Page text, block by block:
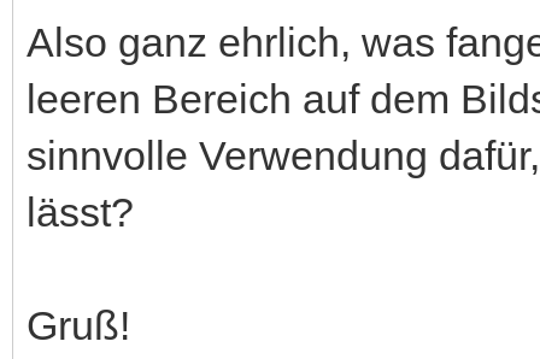
Also ganz ehrlich, was
leeren Bereich auf dem
sinnvolle Verwendung
lässt?
Gruß!